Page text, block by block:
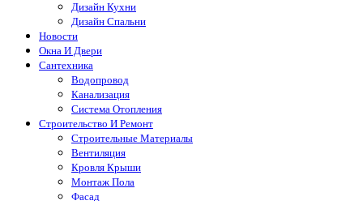
Дизайн Кухни
Дизайн Спальни
Новости
Окна И Двери
Сантехника
Водопровод
Канализация
Система Отопления
Строительство И Ремонт
Строительные Материалы
Вентиляция
Кровля Крыши
Монтаж Пола
Фасад